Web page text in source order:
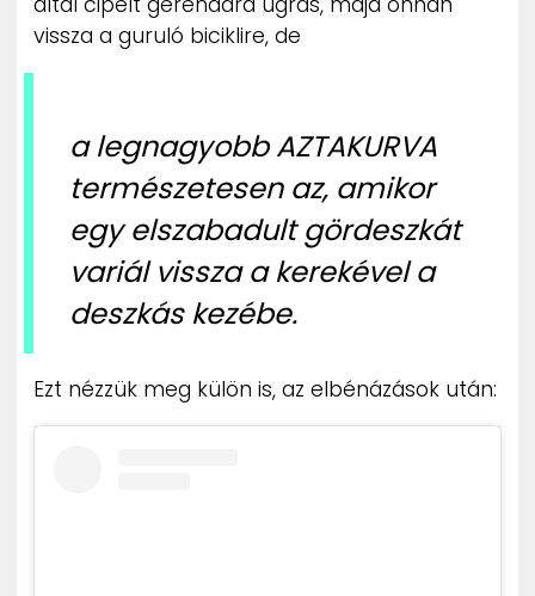
vissza a guruló biciklire, de
a legnagyobb AZTAKURVA
természetesen az, amikor
egy elszabadult gördeszkát
variál vissza a kerekével a
deszkás kezébe.
Ezt nézzük meg külön is, az elbénázások után: